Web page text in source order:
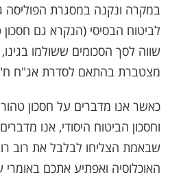
במקרה ונקנה במסגרת הפוליסה
לביטוח הבסיסי (הנקרא גם חסכון
שווה לסך הסכומים ששולמו
מצטברת בהתאם לסדרת אג"ח
כאשר אנו מדברים על חסכון
וחסכון הביטוח היסודי, אנו
שבאמת הצליחו לבלבל את רוב
האוכלוסיה ואפתיע אתכם באומרי